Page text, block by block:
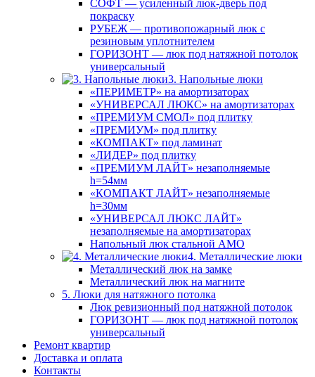
СОФТ — усиленный люк-дверь под
покраску
РУБЕЖ — противопожарный люк с
резиновым уплотнителем
ГОРИЗОНТ — люк под натяжной потолок
универсальный
3. Напольные люки
«ПЕРИМЕТР» на амортизаторах
«УНИВЕРСАЛ ЛЮКС» на амортизаторах
«ПРЕМИУМ СМОЛ» под плитку
«ПРЕМИУМ» под плитку
«КОМПАКТ» под ламинат
«ЛИДЕР» под плитку
«ПРЕМИУМ ЛАЙТ» незаполняемые
h=54мм
«КОМПАКТ ЛАЙТ» незаполняемые
h=30мм
«УНИВЕРСАЛ ЛЮКС ЛАЙТ»
незаполняемые на амортизаторах
Напольный люк стальной АМО
4. Металлические люки
Металлический люк на замке
Металлический люк на магните
5. Люки для натяжного потолка
Люк ревизионный под натяжной потолок
ГОРИЗОНТ — люк под натяжной потолок
универсальный
Ремонт квартир
Доставка и оплата
Контакты